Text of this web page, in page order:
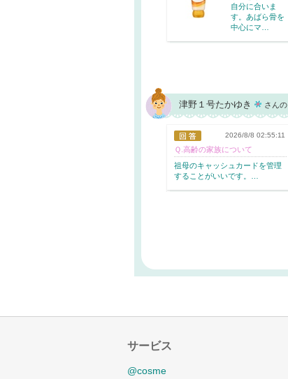
自分に合いま
す。あばら骨を
中心にマ…
津野１号たかゆき さんの
2026/8/8 02:55:11
Ｑ.高齢の家族について
祖母のキャッシ ュカードを管理
することがいいです。…
サービス
@cosme